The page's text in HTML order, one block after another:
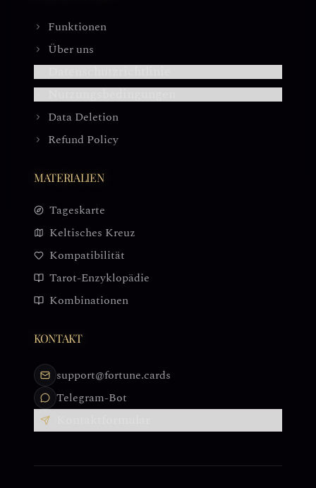
Funktionen
Über uns
Data Deletion
Refund Policy
MATERIALIEN
Tageskarte
Keltisches Kreuz
Kompatibilität
Tarot-Enzyklopädie
Kombinationen
KONTAKT
support@fortune.cards
Telegram-Bot